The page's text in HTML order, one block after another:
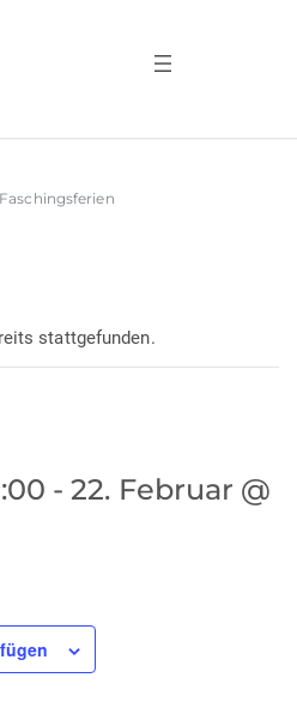
Faschingsferien
stattgefunden.
-22. Februar @